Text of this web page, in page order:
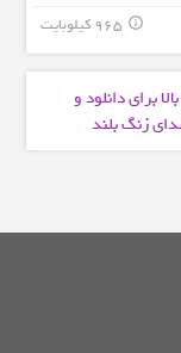
965 کیلوبایت info_outline
برای دانلود و
زنگ بلند